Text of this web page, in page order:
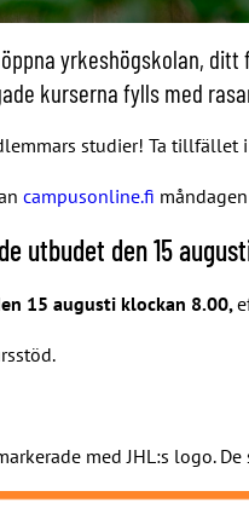
yrkeshögskolan,
kurserna fylls med
studier! Ta
campusonline.fi
utbudet den 15
15 augusti klockan 8.00,
med JHL:s logo.